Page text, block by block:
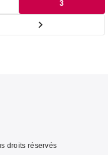
3
droits réservés